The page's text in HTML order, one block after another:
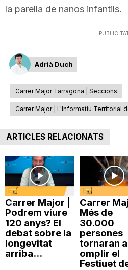
la parella de nanos infantils.
Adrià Duch
Carrer Major Tarragona | Seccions
Carrer Major | L'Informatiu Territorial
ARTICLES RELACIONATS
Carrer Major |
Podrem viure
120 anys? El
debat sobre la
longevitat
arriba...
Carrer
Més de
30.000
persones
tornaran a
omplir el
Festiuet